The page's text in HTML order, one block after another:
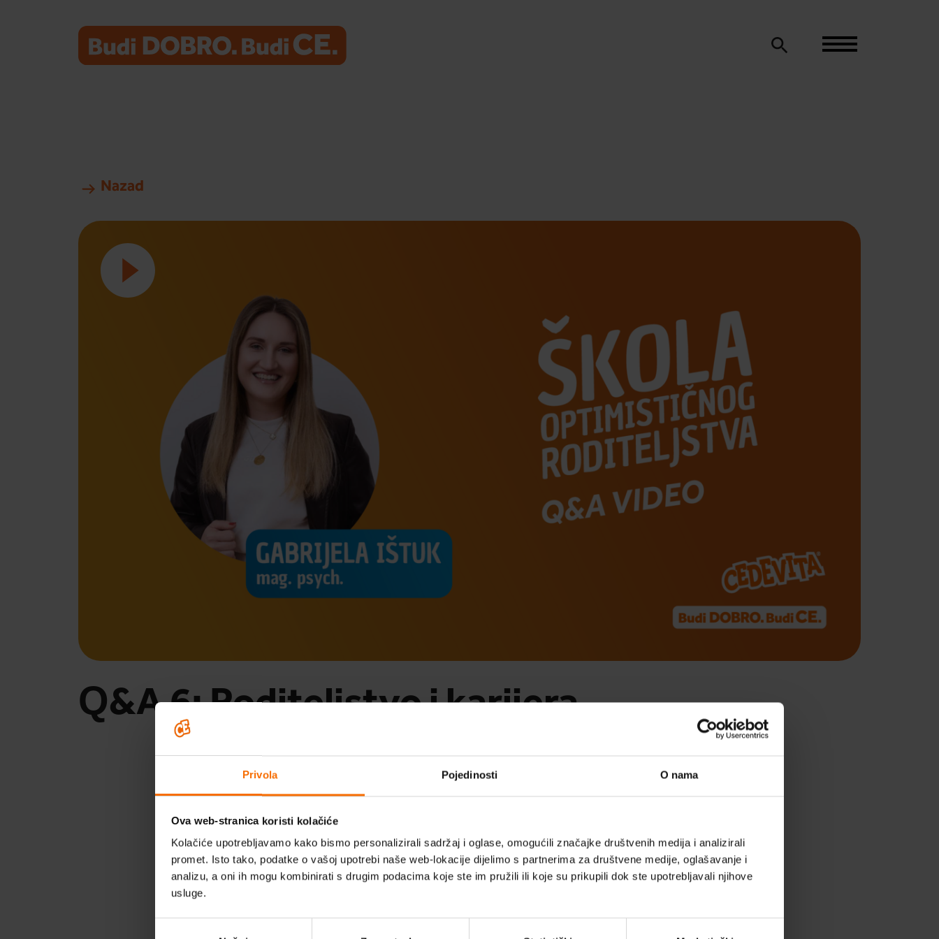
Privola Pojedinosti O nama
Ova web-stranica koristi kolačiće
Kolačiće upotrebljavamo kako bismo personalizirali sadržaj i oglase, omogućili značajke društvenih medija i analizirali
promet. Isto tako, podatke o vašoj upotrebi naše web-lokacije dijelimo s partnerima za društvene medije, oglašavanje i
analizu, a oni ih mogu kombinirati s drugim podacima koje ste im pružili ili koje su prikupili dok ste upotrebljavali njihove
usluge.
Škola optimističnog roditeljstva
Probudi optimizam
Videosavjeti
Stručni članci
Podcast
Nazad
Q&A 6: Roditeljstvo i karijera
Imaš pitanja?
Postavi pitanje na ovu temu a naši stručnjaci će odgovoriti na pitanja kroz
odgovore, dodatne edukacije i nagradni najtečaj.